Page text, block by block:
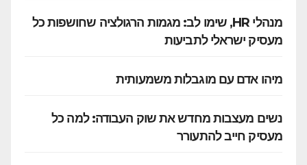
מנהלי HR, שימו לב: מגמות הרגולציה שחושפות כל
מעסיק ישראלי לתביעות
מיהו אדם עם מוגבלות משמעותית
נשים מעצבות מחדש את שוק העבודה: למה כל
מעסיק חייב להתעורר